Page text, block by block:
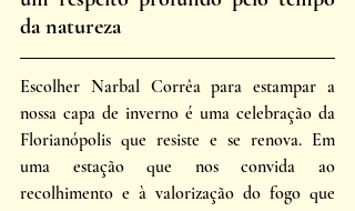
da natureza
Escolher Narbal Corrêa para estampar a
nossa capa de inverno é uma celebração da
Florianópolis que resiste e se renova. Em
uma estação que nos convida ao
recolhimento e à valorização do fogo que